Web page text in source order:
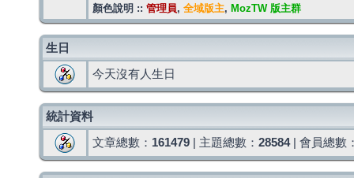
顏色說明 :: 管理員, 全域版主, MozTW 版主群
生日
今天沒有人生日
統計資料
文章總數： 161479 | 主題總數： 28584| 會員總數